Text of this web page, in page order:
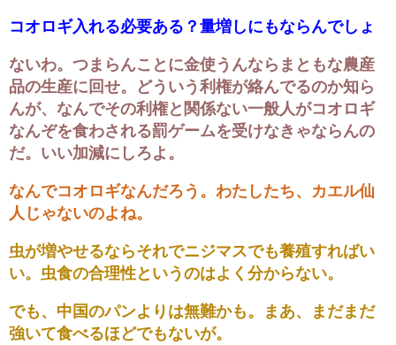
コオロギ入れる必要ある？量増しにもならんでしょ
ないわ。つまらんことに金使うんならまともな農産
品の生産に回せ。どういう利権が絡んでるのか知ら
んが、なんでその利権と関係ない一般人がコオロギ
なんぞを食わされる罰ゲームを受けなきゃならんの
だ。いい加減にしろよ。
なんでコオロギなんだろう。わたしたち、カエル仙
人じゃないのよね。
虫が増やせるならそれでニジマスでも養殖すればい
い。虫食の合理性というのはよく分からない。
でも、中国のパンよりは無難かも。まあ、まだまだ
強いて食べるほどでもないが。